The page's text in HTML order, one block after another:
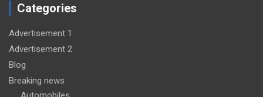
Categories
Advertisement 1
Advertisement 2
Blog
Breaking news